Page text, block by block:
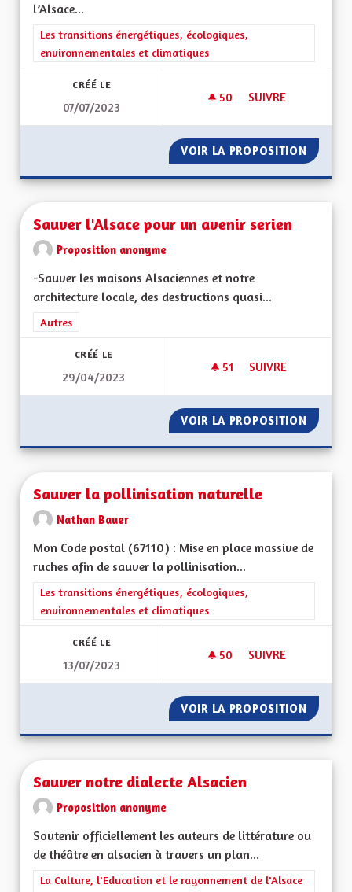
l’Alsace...
Filtrer les résultats de la catégorie : Les transitions
Les transitions énergétiques, écologiques,
environnementales et climatiques
CRÉÉ LE
07/07/2023
50 50 ABONNÉS
SUIVRE
VOIR LA PROPOSITION
Sauver l'Alsace pour un avenir serien
Proposition anonyme
-Sauver les maisons Alsaciennes et notre
architecture locale, des destructions quasi...
Filtrer les résultats de la catégorie : Autres
Autres
CRÉÉ LE
29/04/2023
51 51 ABONNÉS
SUIVRE
VOIR LA PROPOSITION
Sauver la pollinisation naturelle
Nathan Bauer
Mon Code postal (67110) : Mise en place massive de
ruches afin de sauver la pollinisation...
Filtrer les résultats de la catégorie : Les transitions
Les transitions énergétiques, écologiques,
environnementales et climatiques
CRÉÉ LE
13/07/2023
50 50 ABONNÉS
SUIVRE
VOIR LA PROPOSITION
Sauver notre dialecte Alsacien
Proposition anonyme
Soutenir officiellement les auteurs de littérature ou
de théâtre en alsacien à travers un plan...
Filtrer les résultats de la catégorie : La Culture, l'Education et
La Culture, l'Education et le rayonnement de l'Alsace